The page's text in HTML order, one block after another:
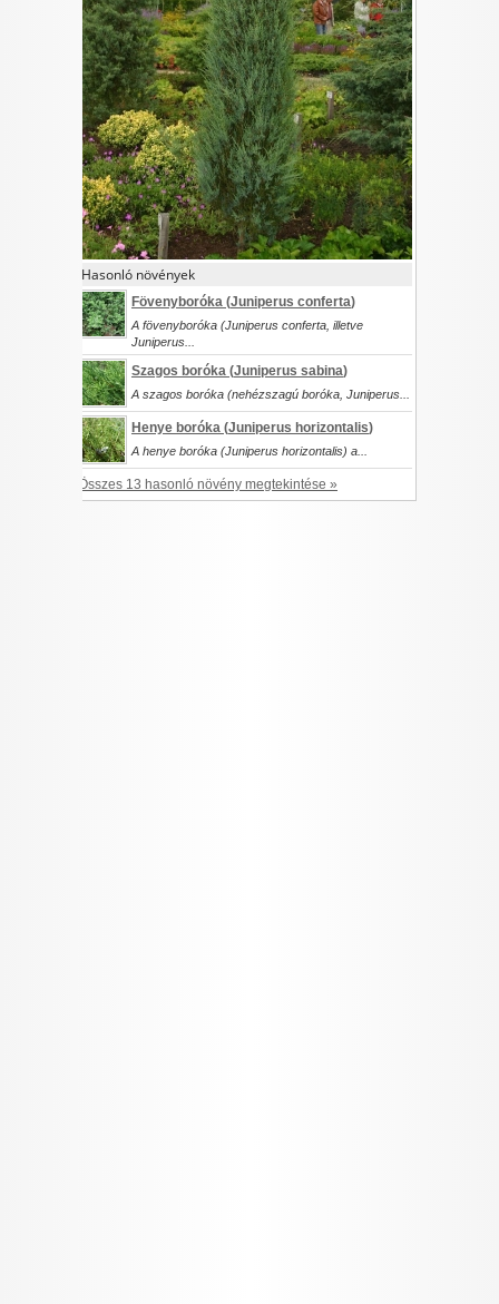
Data Deletion Data Access Privacy Policy
Hasonló növények
Fövenyboróka (Juniperus conferta)
A fövenyboróka (Juniperus conferta, illetve
Juniperus...
Szagos boróka (Juniperus sabina)
A szagos boróka (nehézszagú boróka, Juniperus...
Henye boróka (Juniperus horizontalis)
A henye boróka (Juniperus horizontalis) a...
Összes 13 hasonló növény megtekintése »